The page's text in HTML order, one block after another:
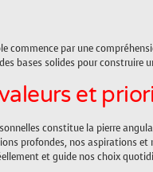
commence par une
bases solides pour construire
et
constitue la pierre
profondes, nos aspirations
et guide nos choix